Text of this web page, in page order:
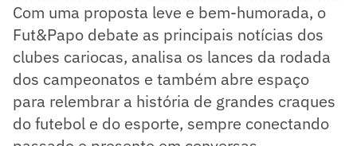
Com uma proposta leve e bem-humorada, o
Fut&Papo debate as principais notícias dos
clubes cariocas, analisa os lances da rodada
dos campeonatos e também abre espaço
para relembrar a história de grandes craques
do futebol e do esporte, sempre conectando